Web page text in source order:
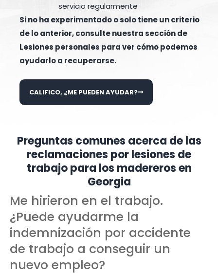
servicio regularmente
Si no ha experimentado o solo tiene un criterio
de lo anterior, consulte nuestra sección de
Lesiones personales para ver cómo podemos
ayudarlo a recuperarse.
CALIFICO, ¿ME PUEDEN AYUDAR?
Preguntas comunes acerca de las
reclamaciones por lesiones de
trabajo para los madereros en
Georgia
Me hirieron en el trabajo.
¿Puede ayudarme la
indemnización por accidente
de trabajo a conseguir un
nuevo empleo?